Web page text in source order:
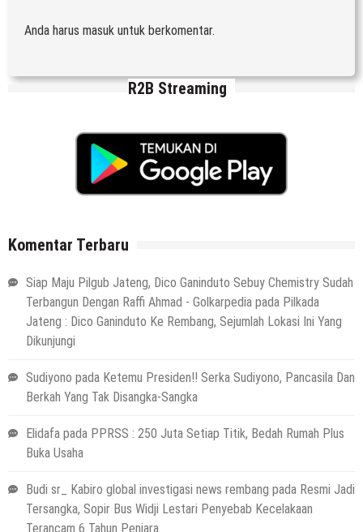
Anda harus masuk untuk berkomentar.
R2B Streaming
Komentar Terbaru
Siap Maju Pilgub Jateng, Dico Ganinduto Sebuy Chemistry Sudah
Terbangun Dengan Raffi Ahmad - Golkarpedia pada Pilkada
Jateng : Dico Ganinduto Ke Rembang, Sejumlah Lokasi Ini Yang
Dikunjungi
Sudiyono pada Ketemu Presiden!! Serka Sudiyono, Pancasila Dan
Berkah Yang Tak Disangka-Sangka
Elidafa pada PPRSS : 250 Juta Setiap Titik, Bedah Rumah Plus
Buka Usaha
Budi sr_ Kabiro global investigasi news rembang pada Resmi Jadi
Tersangka, Sopir Bus Widji Lestari Penyebab Kecelakaan
Terancam 6 Tahun Penjara